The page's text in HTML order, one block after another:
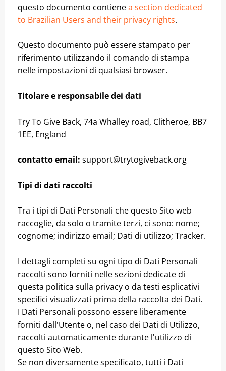
questo documento contienea section dedicated
to Brazilian Users and their privacy rights.
Questo documento può essere stampato per
riferimento utilizzando il comando di stampa
nelle impostazioni di qualsiasi browser.
Titolare e responsabile dei dati
Try To Give Back, 74a Whalley road, Clitheroe, BB7
1EE, England
contatto email: support@trytogiveback.org
Tipi di dati raccolti
Tra i tipi di Dati Personali che questo Sito web
raccoglie, da solo o tramite terzi, ci sono: nome;
cognome; indirizzo email; Dati di utilizzo; Tracker.
I dettagli completi su ogni tipo di Dati Personali
raccolti sono forniti nelle sezioni dedicate di
questa politica sulla privacy o da testi esplicativi
specifici visualizzati prima della raccolta dei Dati.
I Dati Personali possono essere liberamente
forniti dall'Utente o, nel caso dei Dati di Utilizzo,
raccolti automaticamente durante l'utilizzo di
questo Sito Web.
Se non diversamente specificato, tutti i Dati